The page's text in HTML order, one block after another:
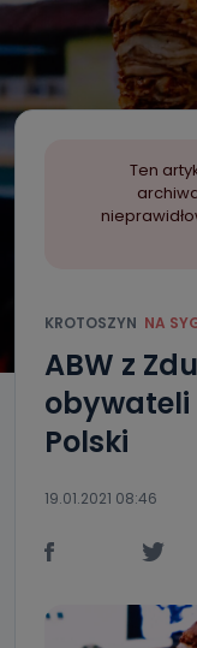
Ten
KROTOSZYN NA
ABW z
obywateli
Polski
19.01.2021 08:46